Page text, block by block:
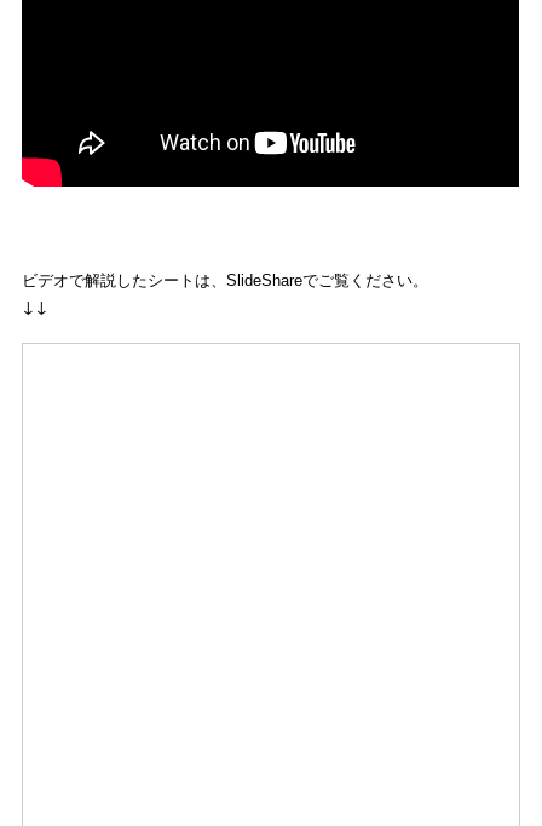
ビデオで解説したシートは、SlideShareでご覧ください。
↓↓